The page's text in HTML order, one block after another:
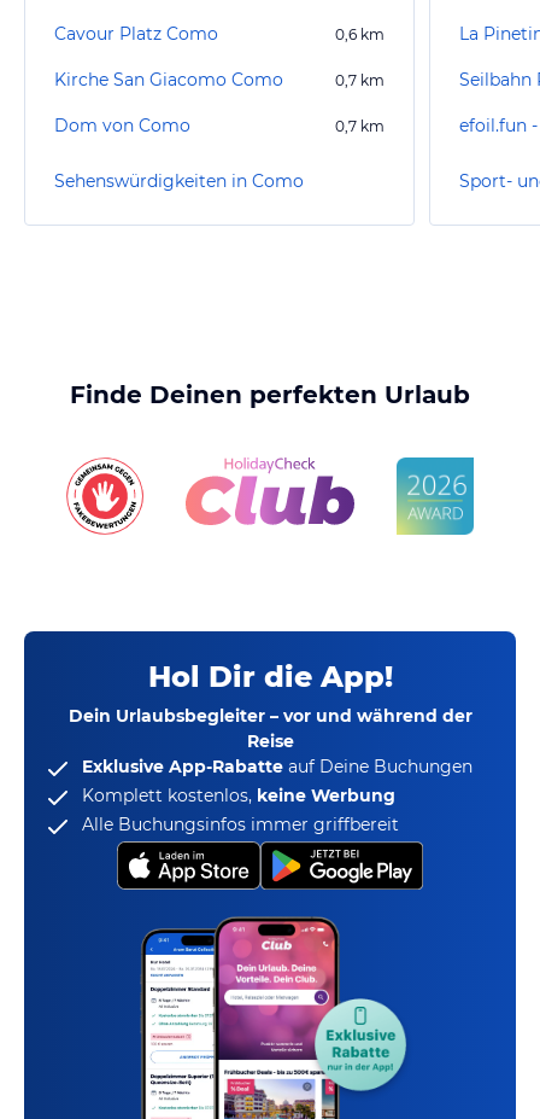
Cavour Platz Como 0,6 km
Kirche San Giacomo Como 0,7 km
Dom von Como 0,7 km
Sehenswürdigkeiten in Como
La
Seilbahn
efoil.fun
Sport-
Finde Deinen perfekten Urlaub
Hol Dir die App!
Dein Urlaubsbegleiter – vor und während der
Reise
Exklusive App-Rabatte auf Deine Buchungen
Komplett kostenlos, keine Werbung
Alle Buchungsinfos immer griffbereit